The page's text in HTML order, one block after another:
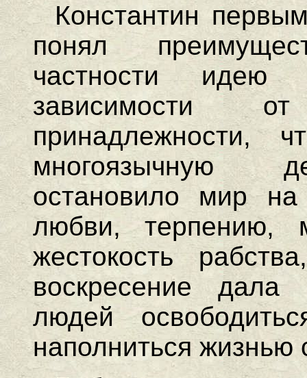
Константин
понял
частности
зависимости
принадлежности,
многоязычную
остановило мир
любви, терпению,
жестокость
воскресение дала
людей
наполниться жизнью